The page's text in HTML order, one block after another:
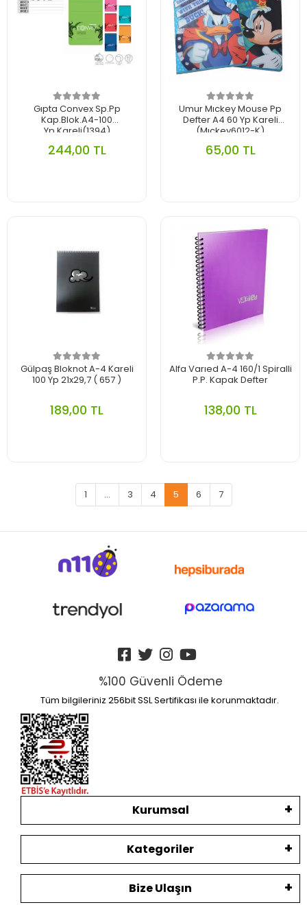
Gıpta Convex Sp.Pp
Kap.Blok.A4-100
Yp.Kareli(1394)
244,00 TL
Umur Mıckey Mouse Pp
Defter A4 60 Yp Kareli
(Mıckey6012-K)
65,00 TL
Gülpaş Bloknot A-4 Kareli
100 Yp 21x29,7 ( 657 )
189,00 TL
Alfa Varıed A-4 160/1 Spiralli
P.P. Kapak Defter
138,00 TL
1 ... 3 4 5 6 7
%100 Güvenli Ödeme
Tüm bilgileriniz 256bit SSL Sertifikası ile korunmaktadır.
Kurumsal
Kategoriler
Bize Ulaşın